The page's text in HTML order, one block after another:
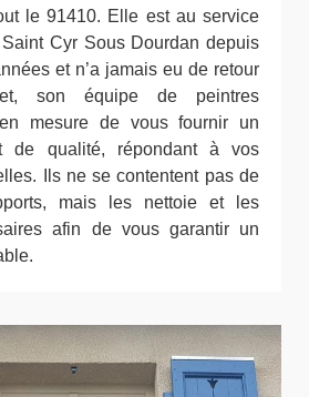
le 91410. Elle est au service
Cyr Sous Dourdan depuis
et n’a jamais eu de retour
son équipe de peintres
mesure de vous fournir un
de qualité, répondant à vos
Ils ne se contentent pas de
mais les nettoie et les
afin de vous garantir un